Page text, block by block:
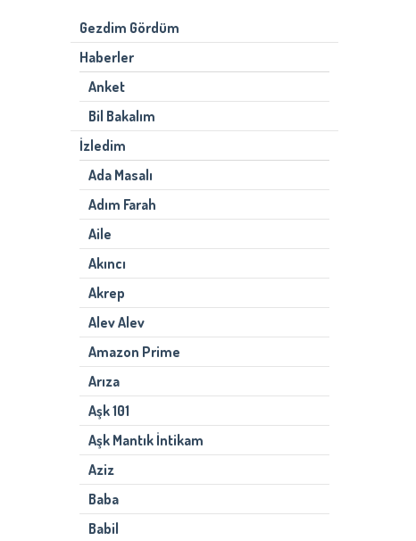
Gezdim Gördüm
Haberler
Anket
Bil Bakalım
İzledim
Ada Masalı
Adım Farah
Aile
Akıncı
Akrep
Alev Alev
Amazon Prime
Arıza
Aşk 101
Aşk Mantık İntikam
Aziz
Baba
Babil